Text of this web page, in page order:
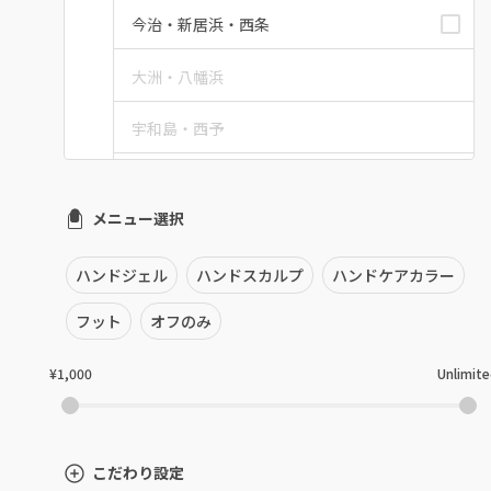
今治・新居浜・西条
大洲・八幡浜
宇和島・西予
メニュー選択
ハンドジェル ハンドスカルプ ハンドケアカラー
フット オフのみ
¥1,000
こだわり設定